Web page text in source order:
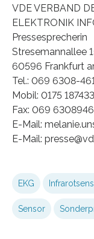
VDE VERBAND
ELEKTRONIK
Pressesprecherin
Stresemannallee
60596 Frankfurt
Tel.: 069 6308-461
Mobil: 0175
Fax: 069
E-Mail:
E-Mail:
EKG
Sensor